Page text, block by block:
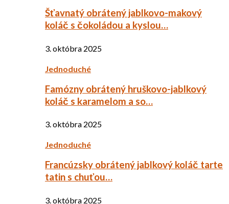
Šťavnatý obrátený jablkovo-makový
koláč s čokoládou a kyslou…
3. októbra 2025
Jednoduché
Famózny obrátený hruškovo-jablkový
koláč s karamelom a so…
3. októbra 2025
Jednoduché
Francúzsky obrátený jablkový koláč tarte
tatin s chuťou…
3. októbra 2025